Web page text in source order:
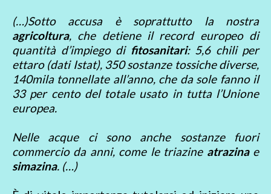
(…)Sotto accusa è soprattutto la nostra
agricoltura, che detiene il record europeo di
quantità d’impiego di fitosanitari: 5,6 chili per
ettaro (dati Istat), 350 sostanze tossiche diverse,
140mila tonnellate all’anno, che da sole fanno il
33 per cento del totale usato in tutta l’Unione
europea.
Nelle acque ci sono anche sostanze fuori
commercio da anni, come le triazine atrazinae
simazina. (…)